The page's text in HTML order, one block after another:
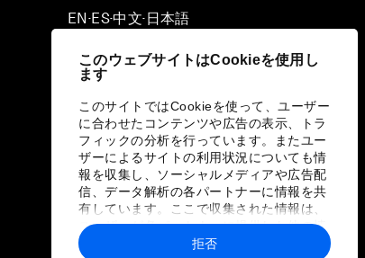
このウェブサイトはCookieを使用し
ます
このサイトではCookieを使って、ユーザー
に合わせたコンテンツや広告の表示、トラ
フィックの分析を行っています。またユー
ザーによるサイトの利用状況についても情
報を収集し、ソーシャルメディアや広告配
信、データ解析の各パートナーに情報を共
有しています。ここで収集された情報は、
ユーザーが各パートナーに提供した他の情
報や各パートナーのサービスを使用した際
拒否
EN ▪ ES▪中文▪ 日本語